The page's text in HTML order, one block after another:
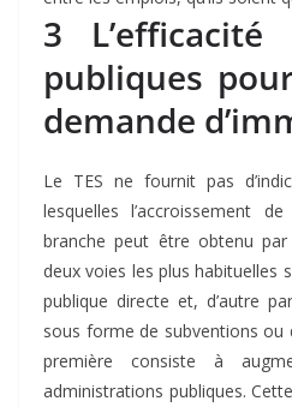
3
publiques
demande
Le TES ne fournit pas
lesquelles l’accroissement
branche peut être obtenu
deux voies les plus habituelles
publique directe et, d’autre
sous forme de subventions ou
première consiste à
administrations publiques.